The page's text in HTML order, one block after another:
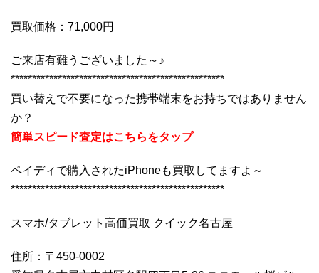
買取価格：71,000円
ご来店有難うございました～♪
**************************************************
買い替えで不要になった携帯端末をお持ちではありません
か？
簡単スピード査定はこちらをタップ
ペイディで購入されたiPhoneも買取してますよ～
**************************************************
スマホ/タブレット高価買取 クイック名古屋
住所：〒450-0002